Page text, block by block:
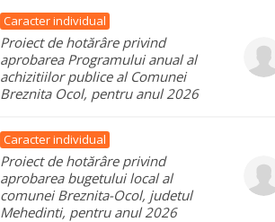
Caracter individual
Proiect de hotărâre privind
aprobarea Programului anual al
achizitiilor publice al Comunei
Breznita Ocol, pentru anul 2026
Caracter individual
Proiect de hotărâre privind
aprobarea bugetului local al
comunei Breznita-Ocol, judetul
Mehedinti, pentru anul 2026